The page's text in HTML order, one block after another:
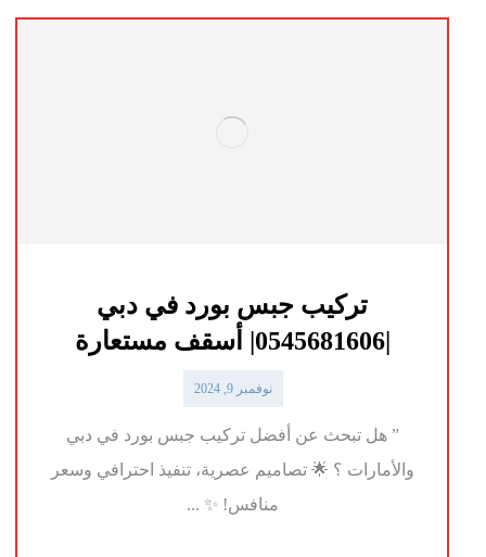
تركيب جبس بورد في دبي
|0545681606| أسقف مستعارة
نوفمبر 9, 2024
” هل تبحث عن أفضل تركيب جبس بورد في دبي
والأمارات ؟ 🌟 تصاميم عصرية، تنفيذ احترافي وسعر
منافس! ✨ ...